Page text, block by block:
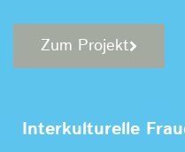
Zum Projekt
Interkulturelle